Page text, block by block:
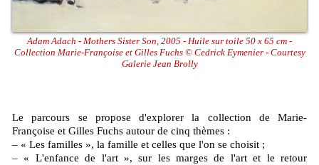
Adam Adach - Mothers Sister Son, 2005 - Huile sur toile 50 x 65 cm -
Collection Marie-Françoise et Gilles Fuchs © Cedrick Eymenier - Courtesy
Galerie Jean Brolly
Le parcours se propose d'explorer la collection de Marie-
Françoise et Gilles Fuchs autour de cinq thèmes :
– « Les familles », la famille et celles que l'on se choisit ;
– « L'enfance de l'art », sur les marges de l'art et le retour